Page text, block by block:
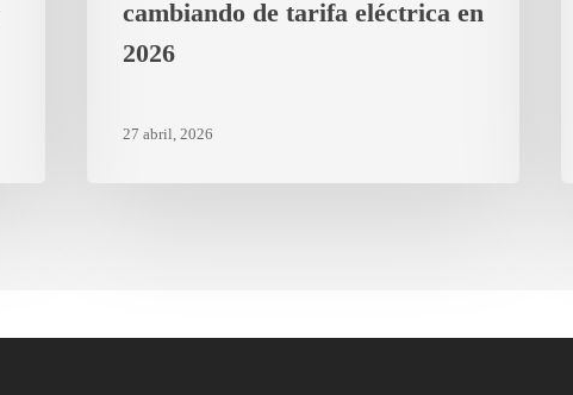
cambiando de tarifa eléctrica en
2026
27 abril, 2026